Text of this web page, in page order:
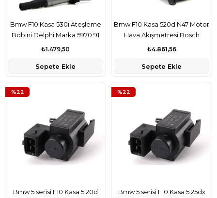
Bmw F10 Kasa 530i Ateşleme
Bobini Delphi Marka 5970.91
₺1.479,50
Sepete Ekle
Bmw F10 Kasa 520d N47 Motor
Hava Akışmetresi Bosch
Marka 13628506408
₺4.861,56
Sepete Ekle
Bmw 5 serisi F10 Kasa 5.20d
%22
Bmw 5 serisi F10 Kasa 5.25dx
%22